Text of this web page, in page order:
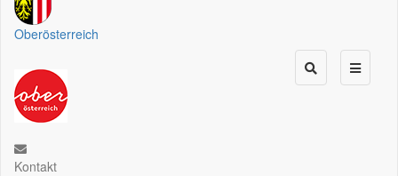
Oberösterreich
Kontakt